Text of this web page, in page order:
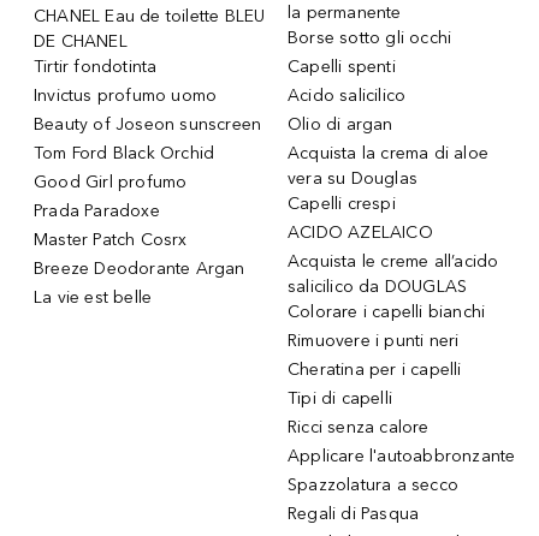
CHANEL Eau de toilette BLEU
DE CHANEL
Tirtir fondotinta
Invictus profumo uomo
Beauty of Joseon sunscreen
Tom Ford Black Orchid
Good Girl profumo
Prada Paradoxe
Master Patch Cosrx
Breeze Deodorante Argan
La vie est belle
la permanente
Borse sotto gli occhi
Capelli spenti
Acido salicilico
Olio di argan
Acquista la crema di aloe
vera su Douglas
Capelli crespi
ACIDO AZELAICO
Acquista le creme all’acido
salicilico da DOUGLAS
Colorare i capelli bianchi
Rimuovere i punti neri
Cheratina per i capelli
Tipi di capelli
Ricci senza calore
Applicare l'autoabbronzante
Spazzolatura a secco
Regali di Pasqua